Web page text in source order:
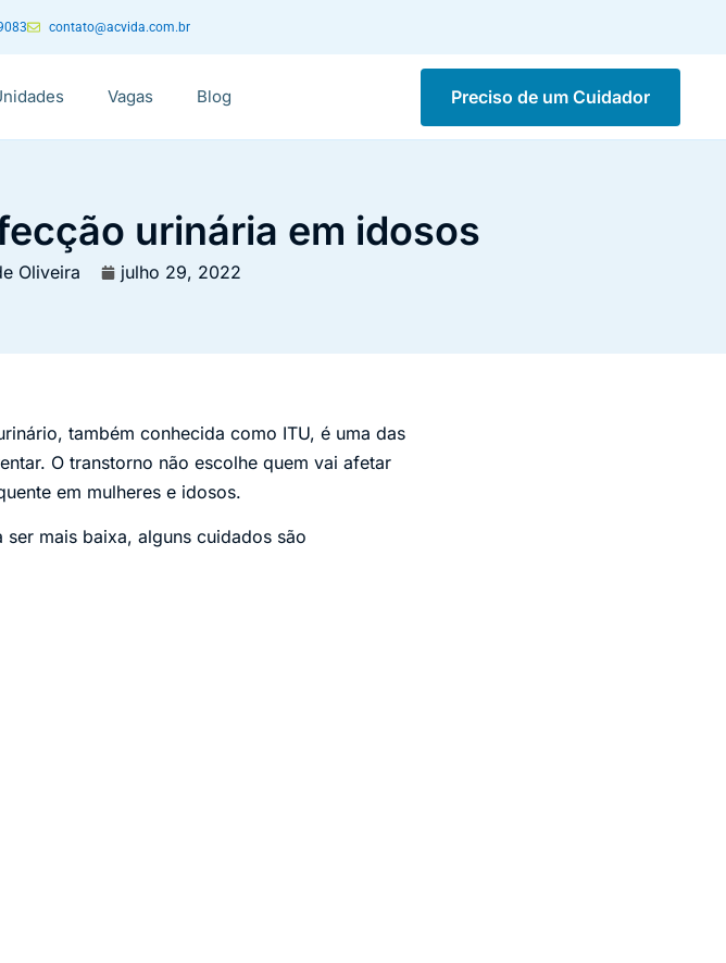
contato@acvida.com.br
Vagas Blog Preciso de um Cuidador
urinária em idosos
Oliveira julho 29, 2022
também conhecida como ITU, é uma das
O transtorno não escolhe quem vai afetar
em mulheres e idosos.
ser mais baixa, alguns cuidados são